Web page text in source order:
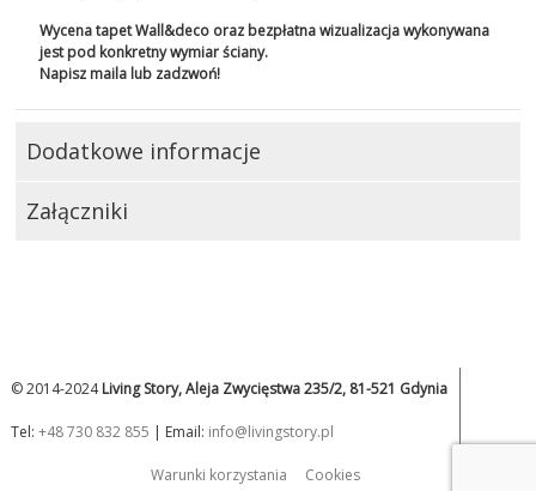
Wycena tapet Wall&deco oraz bezpłatna wizualizacja wykonywana
jest pod konkretny wymiar ściany.
Napisz maila lub zadzwoń!
Dodatkowe informacje
Załączniki
© 2014-2024Living Story, Aleja Zwycięstwa 235/2, 81-521 Gdynia
Tel: +48 730 832 855 | Email: info@livingstory.pl
Warunki korzystania Cookies